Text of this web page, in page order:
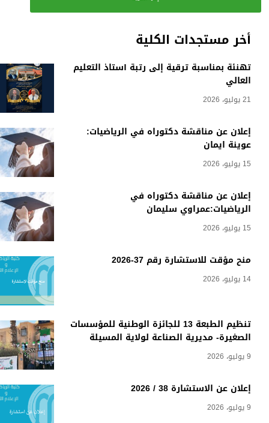
أخر مستجدات الكلية
تهنئة بمناسبة ترقية إلى رتبة أستاذ التعليم
العالي
21 يوليو، 2026
إعلان عن مناقشة دكتوراه في الرياضيات:
عوينة ايمان
15 يوليو، 2026
إعلان عن مناقشة دكتوراه في
الرياضيات:عمراوي سليمان
15 يوليو، 2026
منح مؤقت للاستشارة رقم 37-2026
14 يوليو، 2026
تنظيم الطبعة 13 للجائزة الوطنية للمؤسسات
الصغيرة- مديرية الصناعة لولاية المسيلة
9 يوليو، 2026
إعلان عن الاستشارة 38 / 2026
9 يوليو، 2026